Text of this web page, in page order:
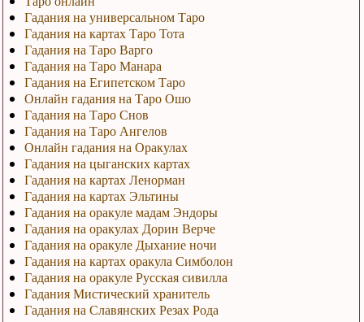
Гадания на универсальном Таро
Гадания на картах Таро Тота
Гадания на Таро Варго
Гадания на Таро Манара
Гадания на Египетском Таро
Онлайн гадания на Таро Ошо
Гадания на Таро Снов
Гадания на Таро Ангелов
Онлайн гадания на Оракулах
Гадания на цыганских картах
Гадания на картах Ленорман
Гадания на картах Эльтины
Гадания на оракуле мадам Эндоры
Гадания на оракулах Дорин Верче
Гадания на оракуле Дыхание ночи
Гадания на картах оракула Симболон
Гадания на оракуле Русская сивилла
Гадания Мистический хранитель
Гадания на Славянских Резах Рода